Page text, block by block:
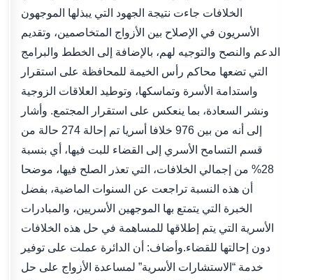
الخلافات جاءت نتيجة الجهود التي يبذلها الموجهون
الأسريون في الإصلاح بين الأزواج المتخاصمين، وتقديم
الدعم والنصح والتوجيه لهم، بالإضافة إلى الخطط والبرامج
التي تضعها محاكم رأس الخيمة للمحافظة على استقرار
واستدامة الأسرة وتماسكها، وتوطيد العلاقات الزوجية
ونشر السعادة، بما ينعكس على استقرار المجتمع. وأشار
إلى أنه من بين 976 خلافا أسريا تم إحالة 274 حالة من
قسم التسامح الأسري إلى القضاء للبت فيها، أي بنسبة
28% من إجمالي الخلافات، التي تعذر الصلح فيها، موضحا
أن هذه النسبة تراجعت عن السنوات الماضية، بفضل
الخبرة التي يتمتع بها الموجهين الأسريين، والمبادرات
الأسرية التي يتم إطلاقها للمساهمة في حل هذه الخلافات
دون إحالتها للقضاء.وأضاف: أن الدائرة عملت على توفير
خدمة “الاستشارات الأسرية” لمساعدة الأزواج على حل